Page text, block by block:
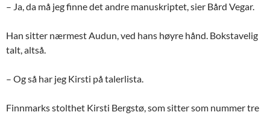
– Ja, da må jeg finne det andre manuskriptet, sier Bård Vegar.
Han sitter nærmest Audun, ved hans høyre hånd. Bokstavelig
talt, altså.
– Og så har jeg Kirsti på talerlista.
Finnmarks stolthet Kirsti Bergstø, som sitter som nummer tre